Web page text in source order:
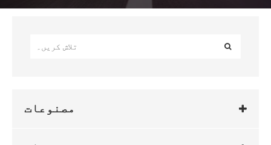
مصنوعات